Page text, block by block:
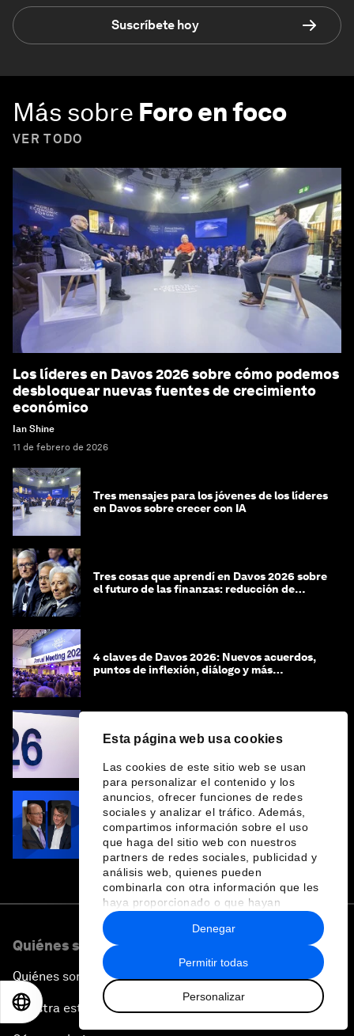
Esta página web usa cookies
Las cookies de este sitio web se usan
para personalizar el contenido y los
anuncios, ofrecer funciones de redes
sociales y analizar el tráfico. Además,
compartimos información sobre el uso
que haga del sitio web con nuestros
partners de redes sociales, publicidad y
análisis web, quienes pueden
combinarla con otra información que les
haya proporcionado o que hayan
recopilado a partir del uso que haya
hecho de sus servicios.
Permitir todas
Personalizar
Denegar
Suscríbete hoy
Más sobre Foro en foco
VER TODO
Los líderes en Davos 2026 sobre cómo podemos
desbloquear nuevas fuentes de crecimiento
económico
Ian Shine
11 de febrero de 2026
Tres mensajes para los jóvenes de los líderes
en Davos sobre crecer con IA
Tres cosas que aprendí en Davos 2026 sobre
el futuro de las finanzas: reducción de
4 claves de Davos 2026: Nuevos acuerdos,
puntos de inflexión, diálogo y más
Davos 2026, en números
5 preguntas para Larry Fink y André
Hoffman en Davos 2026
Quiénes somos
Quiénes somos
Nuestra estrategia